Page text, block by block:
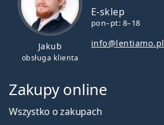
Jakub
obsługa klienta
E-sklep
pon–pt: 8–18
info@lentiamo.pl
Zakupy online
Wszystko o zakupach